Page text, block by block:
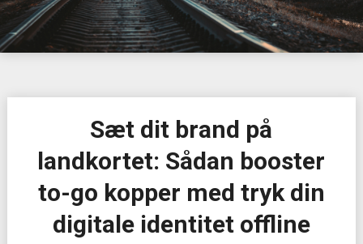
Sæt dit brand på
landkortet: Sådan booster
to-go kopper med tryk din
digitale identitet offline